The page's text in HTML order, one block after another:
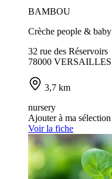
BAMBOU
Crèche people & baby
32 rue des Réservoirs
78000 VERSAILLES
3,7 km
nursery
Ajouter à ma sélection
Voir la fiche